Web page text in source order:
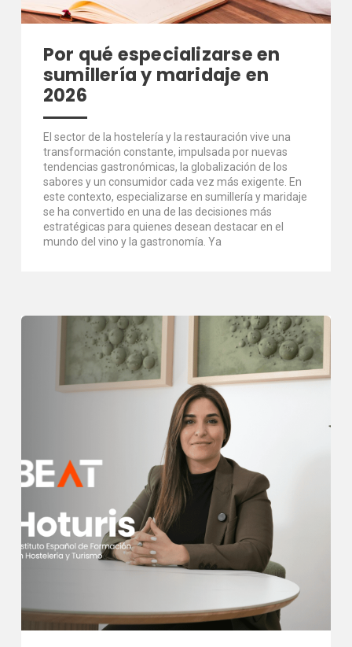
Por qué especializarse en
sumillería y maridaje en
2026
El sector de la hostelería y la restauración vive una
transformación constante, impulsada por nuevas
tendencias gastronómicas, la globalización de los
sabores y un consumidor cada vez más exigente. En
este contexto, especializarse en sumillería y maridaje
se ha convertido en una de las decisiones más
estratégicas para quienes desean destacar en el
mundo del vino y la gastronomía. Ya